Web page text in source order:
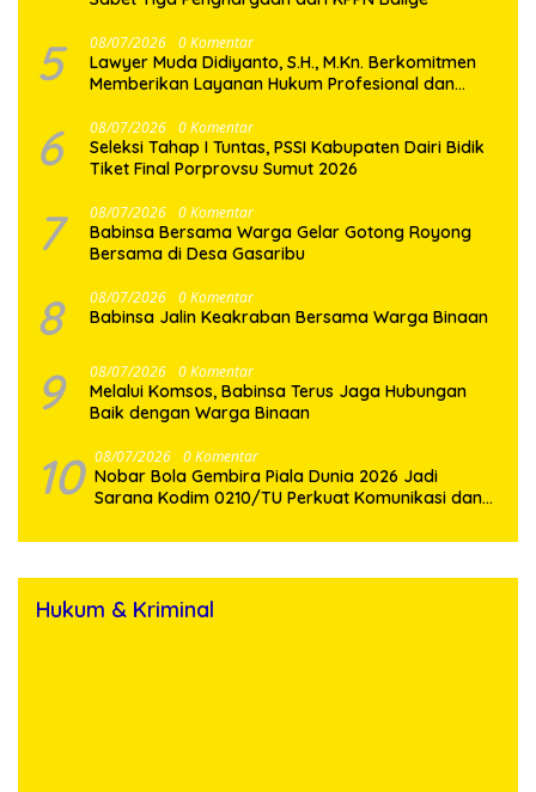
5 08/07/2026 0 Komentar
Lawyer Muda Didiyanto, S.H., M.Kn. Berkomitmen
Memberikan Layanan Hukum Profesional dan
6 08/07/2026 0 Komentar
Seleksi Tahap I Tuntas, PSSI Kabupaten Dairi Bidik
Tiket Final Porprovsu Sumut 2026
7 08/07/2026 0 Komentar
Babinsa Bersama Warga Gelar Gotong Royong
Bersama di Desa Gasaribu
8 08/07/2026 0 Komentar
Babinsa Jalin Keakraban Bersama Warga Binaan
9 08/07/2026 0 Komentar
Melalui Komsos, Babinsa Terus Jaga Hubungan
Baik dengan Warga Binaan
10 08/07/2026 0 Komentar
Nobar Bola Gembira Piala Dunia 2026 Jadi
Sarana Kodim 0210/TU Perkuat Komunikasi dan
Hukum & Kriminal